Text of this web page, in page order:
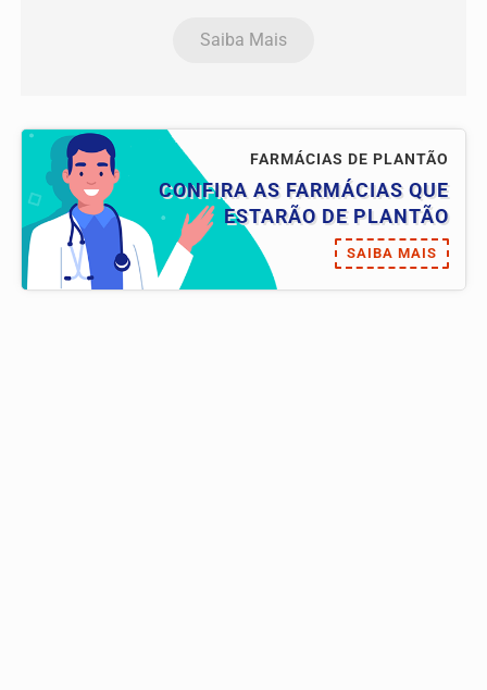
Saiba Mais
FARMÁCIAS DE PLANTÃO
CONFIRA AS FARMÁCIAS QUE
ESTARÃO DE PLANTÃO
SAIBA MAIS